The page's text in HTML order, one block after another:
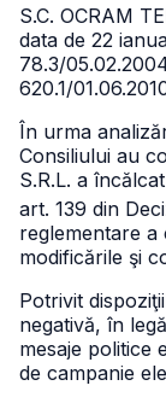
S.C. OCRAM
data de 22
78.3/
620.1/
În urma
Consiliului au
S.R.L. a
art. 139 din
reglementare
modificările şi
Potrivit
negativă, în
mesaje politice
de campanie